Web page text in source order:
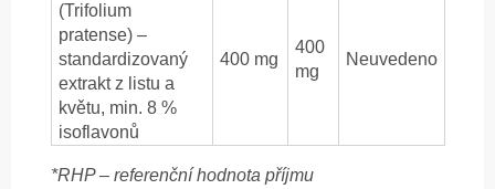
(Trifolium
pratense) –
standardizovaný
extrakt z listu a
květu, min. 8 %
isoflavonů
400 mg
400
mg
Neuvedeno
*RHP – referenční hodnota příjmu